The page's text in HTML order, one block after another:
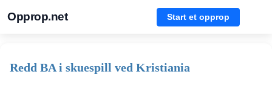
Opprop.net Start et opprop
Redd BA i skuespill ved Kristiania